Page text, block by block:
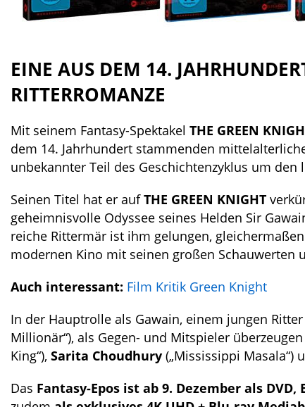
EINE AUS DEM 14.
RITTERROMANZE
Mit seinem Fantasy-Spektakel THE GREEN
dem 14. Jahrhundert stammenden
unbekannter Teil des Geschichtenzyklus um den
Seinen Titel hat er aufTHE GREEN KNIGHT
geheimnisvolle Odyssee seines Helden Sir
reiche Rittermär ist ihm gelungen,
modernen Kino mit seinen großen Schauwerten
Auch interessant: Film Kritik Green Knight
In der Hauptrolle als Gawain, einem jungen
Millionär“), als Gegen- und Mitspieler überzeugen
King“), Sarita Choudhury („Mississippi Masala“)
Das Fantasy-Epos ist ab 9. Dezember als